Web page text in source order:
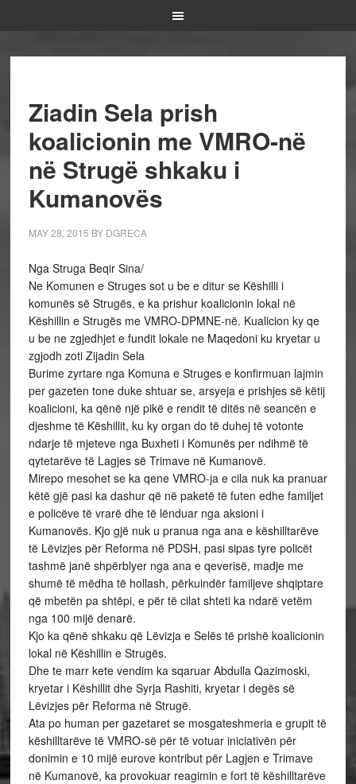
Ziadin Sela prish
koalicionin me VMRO-në
në Strugë shkaku i
Kumanovës
MAY 28, 2015 BY DGRECA
Nga Struga Beqir Sina/
Ne Komunen e Struges sot u be e ditur se Këshilli i
komunës së Strugës, e ka prishur koalicionin lokal në
Këshillin e Strugës me VMRO-DPMNE-në. Kualicion ky qe
u be ne zgjedhjet e fundit lokale ne Maqedoni ku kryetar u
zgjodh zoti Zijadin Sela
Burime zyrtare nga Komuna e Struges e konfirmuan lajmin
per gazeten tone duke shtuar se, arsyeja e prishjes së këtij
koalicioni, ka qënë një pikë e rendit të ditës në seancën e
djeshme të Këshillit, ku ky organ do të duhej të votonte
ndarje të mjeteve nga Buxheti i Komunës per ndihmë të
qytetarëve të Lagjes së Trimave në Kumanovë.
Mirepo mesohet se ka qene VMRO-ja e cila nuk ka pranuar
këtë gjë pasi ka dashur që në paketë të futen edhe familjet
e policëve të vrarë dhe të lënduar nga aksioni i
Kumanovës. Kjo gjë nuk u pranua nga ana e këshilltarëve
të Lëvizjes për Reforma në PDSH, pasi sipas tyre policët
tashmë janë shpërblyer nga ana e qeverisë, madje me
shumë të mëdha të hollash, përkuindër familjeve shqiptare
që mbetën pa shtëpi, e për të cilat shteti ka ndarë vetëm
nga 100 mijë denarë.
Kjo ka qënë shkaku që Lëvizja e Selës të prishë koalicionin
lokal në Këshillin e Strugës.
Dhe te marr kete vendim ka sqaruar Abdulla Qazimoski,
kryetar i Këshillit dhe Syrja Rashiti, kryetar i degës së
Lëvizjes për Reforma në Strugë.
Ata po human per gazetaret se mosgateshmeria e grupit të
këshilltarëve të VMRO-së për të votuar iniciativën për
donimin e 10 mijë eurove kontribut për Lagjen e Trimave
në Kumanovë, ka provokuar reagimin e fort të këshilltarëve